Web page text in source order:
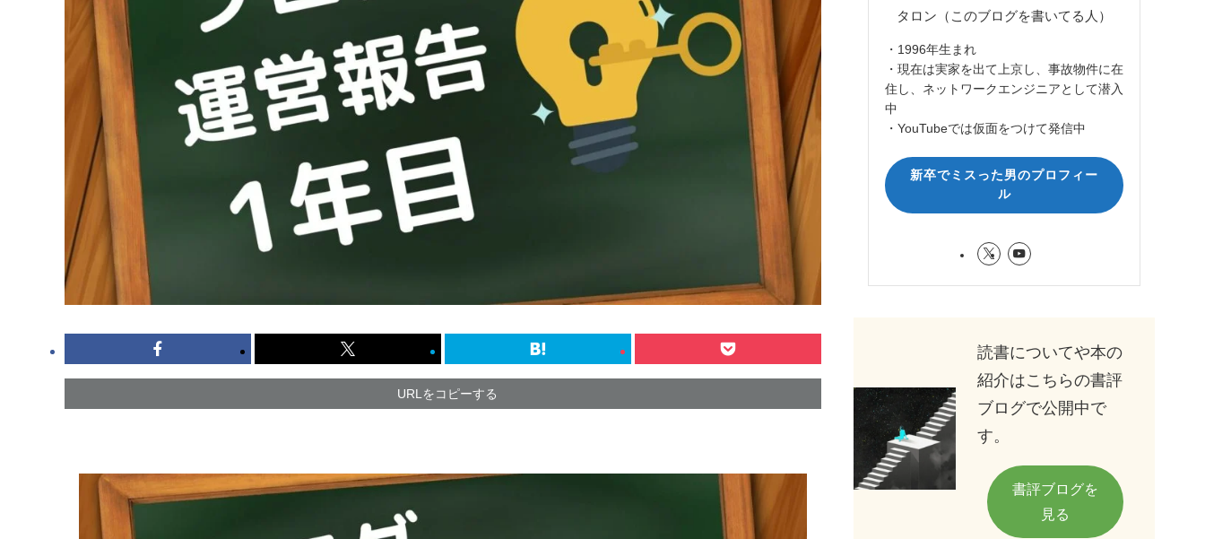
URLをコピーする
タロン（このブログを書いてる人）
・1996年生まれ
・現在は実家を出て上京し、事故物件に在
住し、ネットワークエンジニアとして潜入
中
・YouTubeでは仮面をつけて発信中
新卒でミスった男のプロフィー
ル
読書についてや本の
紹介はこちらの書評
ブログで公開中で
す。
書評ブログを
見る